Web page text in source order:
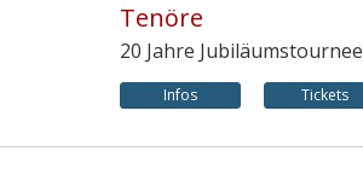
Tenöre
20 Jahre Jubiläumstournee
Infos Tickets